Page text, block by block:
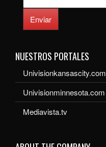
Enviar
NUESTROS PORTALES
Univisionkansascity.com
Univisionminnesota.com
Mediavista.tv